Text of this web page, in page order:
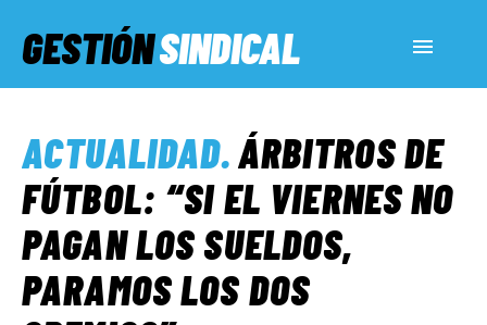
GESTIÓNSINDICAL
SERVICIOS SOCIALES
INFORMES ESPECIALES
ACTUALIDAD.ÁRBITROS DE
FÚTBOL: “SI EL VIERNES NO
PAGAN LOS SUELDOS,
PARAMOS LOS DOS